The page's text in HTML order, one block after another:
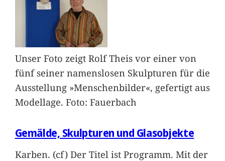
Unser Foto zeigt Rolf Theis vor einer von
fünf seiner namenslosen Skulpturen für die
Ausstellung »Menschenbilder«, gefertigt aus
Modellage. Foto: Fauerbach
Gemälde, Skulpturen und Glasobjekte
Karben. (cf) Der Titel ist Programm. Mit der